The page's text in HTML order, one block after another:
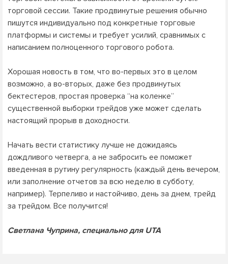
торговой сессии. Такие продвинутые решения обычно
пишутся индивидуально под конкретные торговые
платформы и системы и требует усилий, сравнимых с
написанием полноценного торгового робота.
Хорошая новость в том, что во-первых это в целом
возможно, а во-вторых, даже без продвинутых
бектестеров, простая проверка “на коленке”
существенной выборки трейдов уже может сделать
настоящий прорыв в доходности.
Начать вести статистику лучше не дожидаясь
дождливого четверга, а не забросить ее поможет
введенная в рутину регулярность (каждый день вечером,
или заполнение отчетов за всю неделю в субботу,
например). Терпеливо и настойчиво, день за днем, трейд
за трейдом. Все получится!
Светлана Чуприна, специально для UTA